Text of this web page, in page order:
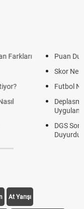
Ne Anlama Gelir?
ÖSYM Sonuç Tarihini
At Yarışı